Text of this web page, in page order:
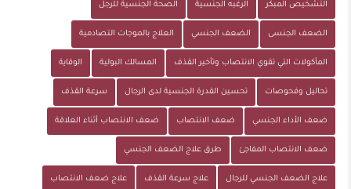
التشخيص المبكر الرغبه الجنسية الصحة الجنسية للرجل
الضعف الجنسى الضعف الجنسي العلاج بالموجات التصادمية
المأكولات التي تقوي الانتصاب وتأخير القذف المسالك البولية الوقاية
تحاليل وفحوصات تحسين القدرة الجنسية لدى الرجال سرعة القذف
ضعف الأداء الجنسي ضعف الانتصاب ضعف الانتصاب أثناء العلاقة
ضعف الانتصاب المفاجئ طرق علاج الضعف الجنسي
علاج الضعف الجنسي للرجال علاج سرعة القذف علاج ضعف الانتصاب